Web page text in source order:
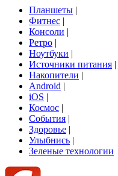
Планшеты |
Фитнес |
Консоли |
Ретро |
Ноутбуки |
Источники питания |
Накопители |
Android |
iOS |
Космос |
События |
Здоровье |
Улыбнись |
Зеленые технологии